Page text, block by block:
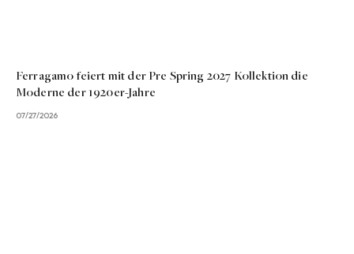
Ferragamo feiert mit der Pre Spring 2027 Kollektion die
Moderne der 1920er-Jahre
07/27/2026